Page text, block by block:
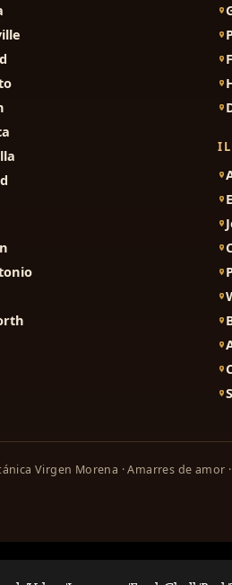
Virgen Morena · Amarres de amor